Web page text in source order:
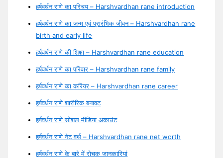
हर्षवर्धन राणे का परिचय – Harshvardhan rane introduction
हर्षवर्धन राणे का जन्म एवं प्रारंभिक जीवन – Harshvardhan rane
birth and early life
हर्षवर्धन राणे की शिक्षा – Harshvardhan rane education
हर्षवर्धन राणे का परिवार – Harshvardhan rane family
हर्षवर्धन राणे का करियर – Harshvardhan rane career
हर्षवर्धन राणे शारीरिक बनावट
हर्षवर्धन राणे सोशल मीडिया अकाउंट
हर्षवर्धन राणे नेट वर्थ – Harshvardhan rane net worth
हर्षवर्धन राणे के बारे में रोचक जानकारियां